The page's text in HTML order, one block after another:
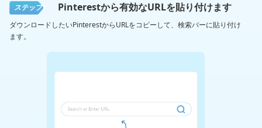
ステップ1 Pinterestから有効なURLを貼り付けます
ダウンロードしたいPinterestからURLをコピーして、検索バーに貼り付け
ます。